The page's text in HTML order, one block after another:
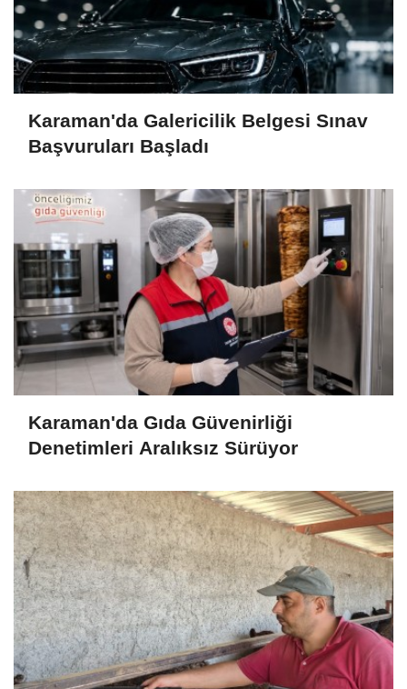
Karaman'da Galericilik Belgesi Sınav
Başvuruları Başladı
Karaman'da Gıda Güvenirliği
Denetimleri Aralıksız Sürüyor